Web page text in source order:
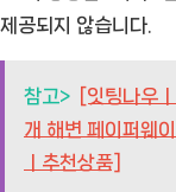
제공되지 않습니다.
참고> [잇팅나우
개 해변 페이퍼웨
ㅣ추천상품]